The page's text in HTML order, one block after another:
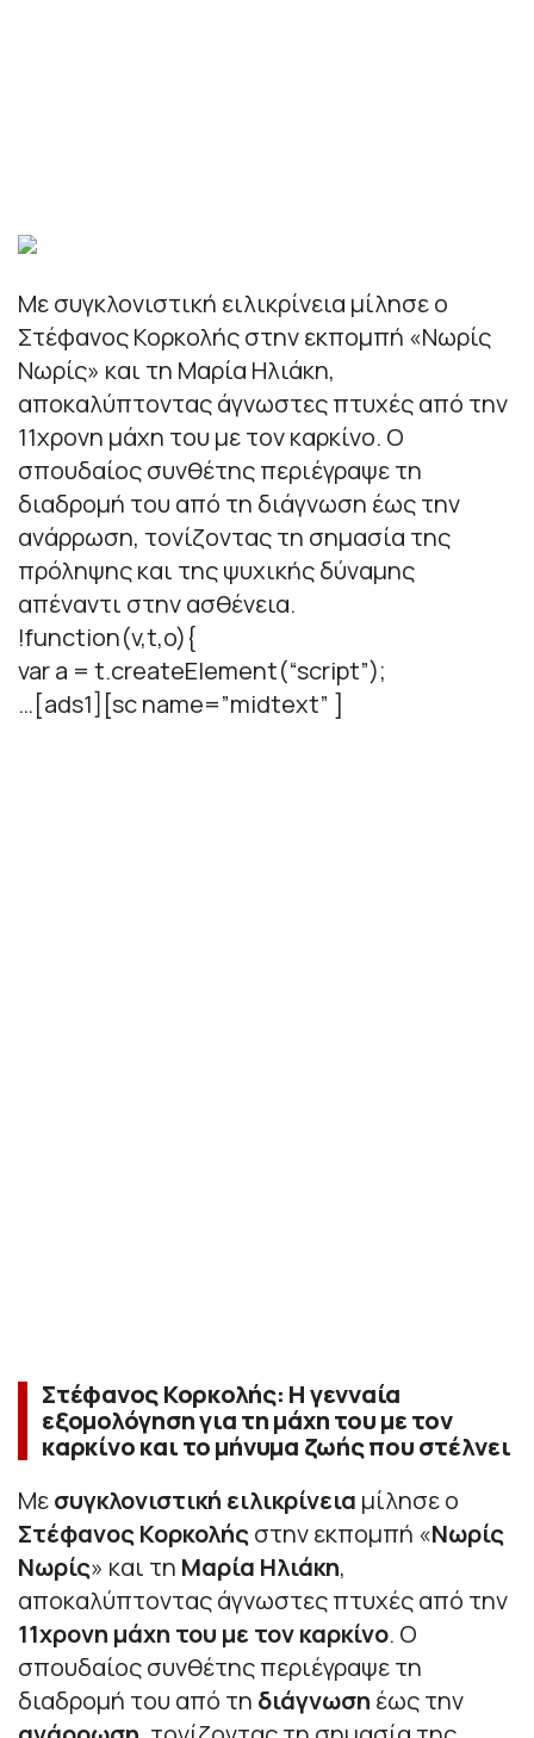
Με συγκλονιστική ειλικρίνεια μίλησε ο
Στέφανος Κορκολής στην εκπομπή «Νωρίς
Νωρίς» και τη Μαρία Ηλιάκη,
αποκαλύπτοντας άγνωστες πτυχές από την
11χρονη μάχη του με τον καρκίνο. Ο
σπουδαίος συνθέτης περιέγραψε τη
διαδρομή του από τη διάγνωση έως την
ανάρρωση, τονίζοντας τη σημασία της
πρόληψης και της ψυχικής δύναμης
απέναντι στην ασθένεια.
!function(v,t,o){
var a = t.createElement(“script”);
…[ads1][sc name=”midtext” ]
Στέφανος Κορκολής: Η γενναία
εξομολόγηση για τη μάχη του με τον
καρκίνο και το μήνυμα ζωής που στέλνει
Μεσυγκλονιστική ειλικρίνεια μίλησε ο
Στέφανος Κορκολήςστην εκπομπή «Νωρίς
Νωρίς» και τη Μαρία Ηλιάκη,
αποκαλύπτοντας άγνωστες πτυχές από την
11χρονη μάχη του με τον καρκίνο. Ο
σπουδαίος συνθέτης περιέγραψε τη
διαδρομή του από τη διάγνωση έως την